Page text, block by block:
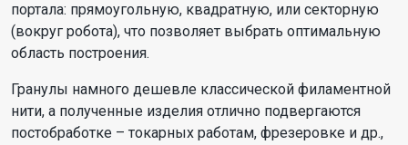
портала: прямоугольную, квадратную, или секторную
(вокруг робота), что позволяет выбрать оптимальную
область построения.
Гранулы намного дешевле классической филаментной
нити, а полученные изделия отлично подвергаются
постобработке – токарных работам, фрезеровке и др.,